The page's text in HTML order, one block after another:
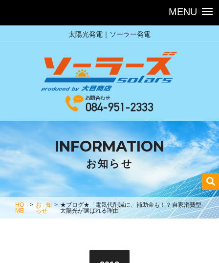
太陽光発電｜ソーラー発電
INFORMATION
お知らせ
HO
ME
> お知
らせ
> ★ブログ★「電気代削減に、補助金も！？自家消費型
太陽光が選ばれる理由」